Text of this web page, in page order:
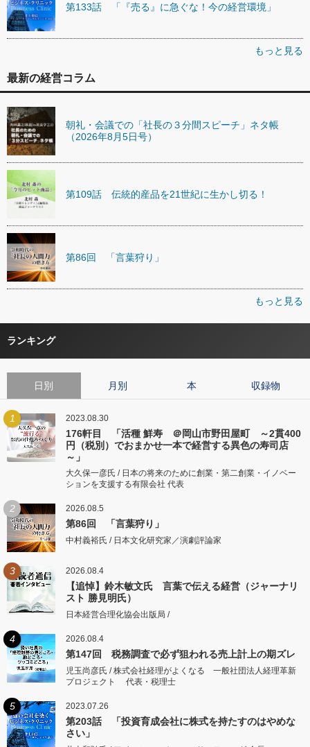
第133話 「『売る』に急ぐな！今の経営環境」
もっと見る
最新の経営コラム
朝礼・会議での「社長の３分間スピーチ」ネタ帳
（2026年8月5日号）
第109話 伝統的産品を21世紀に生かし切る！
第86回 「言葉狩り」
もっと見る
ランキング
日別 月別 本 収録物
1 2023.08.30
176軒目 「活種 鮮寿 ＠岡山市野田屋町 ～2貫400
円（税別）でおまかせ一本で経営する異色の寿司店
～」
大久保一彦氏 / 日本の将来のために創業・第二創業・イノベー
ションを支援する有限会社 代表
2 2026.08.5
第86回 「言葉狩り」
中村義裕氏 / 日本文化研究家／演劇評論家
3 2026.08.4
【追悼】鈴木敏文氏 言葉で伝える経営（ジャーナリ
スト 勝見明氏）
日本経営合理化協会出版局 /
4 2026.08.4
第147回 税務調査で必ず狙われる売上計上の期ズレ
児玉尚彦氏 / 株式会社経理がよくなる 一般社団法人経理革新
プロジェクト 代表・税理士
5 2023.07.26
第203話 「投資育成会社に株式を持たすのはやめな
さい」